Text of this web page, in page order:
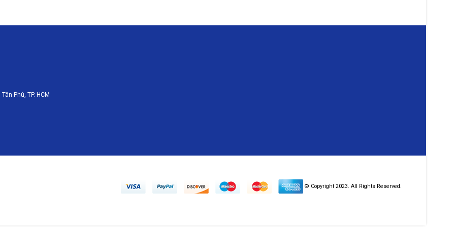
Phú, TP. HCM
© Copyright 2023. All Rights Reserved.